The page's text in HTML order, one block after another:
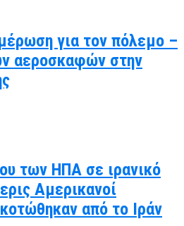
για τον πόλεμο –
αεροσκαφών στην
των ΗΠΑ σε ιρανικό
Αμερικανοί
από το Ιράν